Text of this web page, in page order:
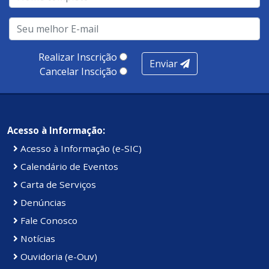
realização de soluções, ambiente de negócios,
infraestrutura, presença digital e cobertura e
produtividade. Somados, todos as categorias totalizam
Kennedy.Realizar Inscrição
Cancelar Inscição
Enviar
Acesso à Informação:
Acesso à Informação (e-SIC)
Calendário de Eventos
Carta de Serviços
Denúncias
Fale Conosco
Notícias
Ouvidoria (e-Ouv)